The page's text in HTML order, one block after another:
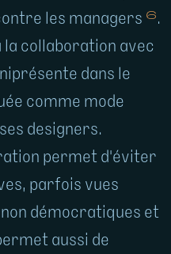
les managers 6 .
la collaboration avec
dans le
comme mode
designers.
permet d'éviter
parfois vues
démocratiques et
aussi de